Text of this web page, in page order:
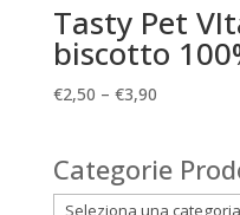
Tasty Pet
biscotto
€2,50 – €3,90
Categorie